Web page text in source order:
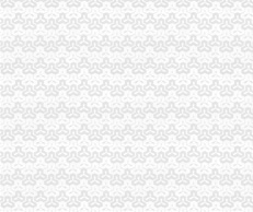
【重庆一心财务咨询有限公司招聘_新
专业代办公司注册、代理记账、专项
大坪有哪些代账公司_列表网问答
选择在2017年重庆注册公司,这些问题
渝中区代账公司流程
[年报]重庆路桥：2011年年度报告-[中
金融及其他服务业岗位需求-两江新区
重庆联合产权交易所项目公告专栏-搜
关于横竖-重庆横竖房地产顾问有限公